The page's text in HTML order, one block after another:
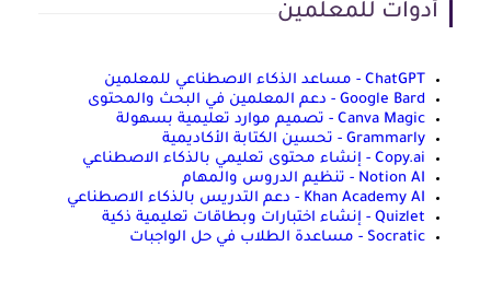
أدوات للمعلمين
ChatGPT - مساعد الذكاء الاصطناعي للمعلمين
Google Bard - دعم المعلمين في البحث والمحتوى
Canva Magic - تصميم موارد تعليمية بسهولة
Grammarly - تحسين الكتابة الأكاديمية
Copy.ai - إنشاء محتوى تعليمي بالذكاء الاصطناعي
Notion AI - تنظيم الدروس والمهام
Khan Academy AI - دعم التدريس بالذكاء الاصطناعي
Quizlet - إنشاء اختبارات وبطاقات تعليمية ذكية
Socratic - مساعدة الطلاب في حل الواجبات